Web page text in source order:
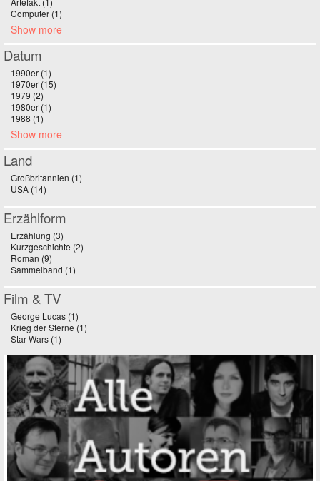
Computer (1)
Show more
Datum
1990er (1)
1970er (15)
1979 (2)
1980er (1)
1988 (1)
Show more
Land
Großbritannien (1)
USA (14)
Erzählform
Erzählung (3)
Kurzgeschichte (2)
Roman (9)
Sammelband (1)
Film & TV
George Lucas (1)
Krieg der Sterne (1)
Star Wars (1)